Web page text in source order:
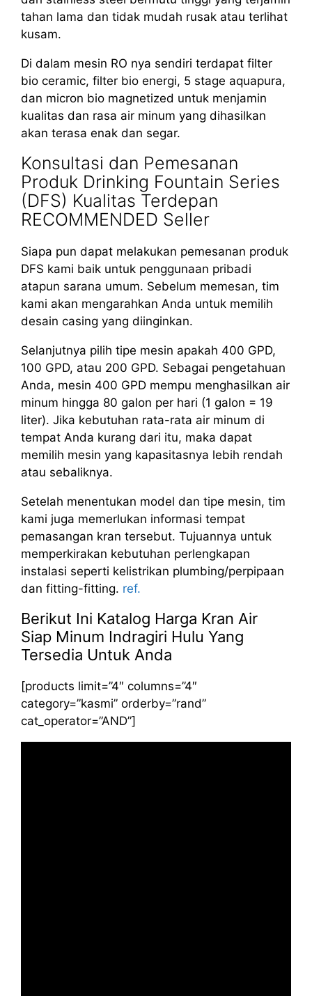
tahan lama dan tidak mudah rusak atau terlihat
kusam.
Di dalam mesin RO nya sendiri terdapat filter
bio ceramic, filter bio energi, 5 stage aquapura,
dan micron bio magnetized untuk menjamin
kualitas dan rasa air minum yang dihasilkan
akan terasa enak dan segar.
Konsultasi dan Pemesanan
Produk Drinking Fountain Series
(DFS) Kualitas Terdepan
RECOMMENDED Seller
Siapa pun dapat melakukan pemesanan produk
DFS kami baik untuk penggunaan pribadi
atapun sarana umum. Sebelum memesan, tim
kami akan mengarahkan Anda untuk memilih
desain casing yang diinginkan.
Selanjutnya pilih tipe mesin apakah 400 GPD,
100 GPD, atau 200 GPD. Sebagai pengetahuan
Anda, mesin 400 GPD mempu menghasilkan air
minum hingga 80 galon per hari (1 galon = 19
liter). Jika kebutuhan rata-rata air minum di
tempat Anda kurang dari itu, maka dapat
memilih mesin yang kapasitasnya lebih rendah
atau sebaliknya.
Setelah menentukan model dan tipe mesin, tim
kami juga memerlukan informasi tempat
pemasangan kran tersebut. Tujuannya untuk
memperkirakan kebutuhan perlengkapan
instalasi seperti kelistrikan plumbing/perpipaan
dan fitting-fitting. ref.
Berikut Ini Katalog Harga Kran Air
Siap Minum Indragiri Hulu Yang
Tersedia Untuk Anda
[products limit=”4″ columns=”4″
category=”kasmi” orderby=”rand”
cat_operator=”AND”]